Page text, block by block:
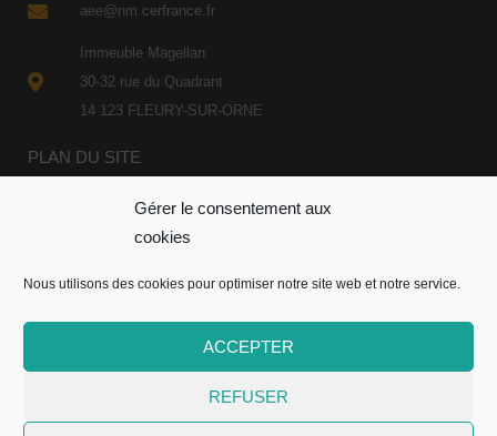
Gérer le consentement aux
cookies
Nous utilisons des cookies pour optimiser notre site web et notre service.
ACCEPTER
REFUSER
aee@nm.cerfrance.fr
Immeuble Magellan
30-32 rue du Quadrant
14 123 FLEURY-SUR-ORNE
PLAN DU SITE
Cerfrance Normandie Maine
Site réalisé par L’Agence Alix